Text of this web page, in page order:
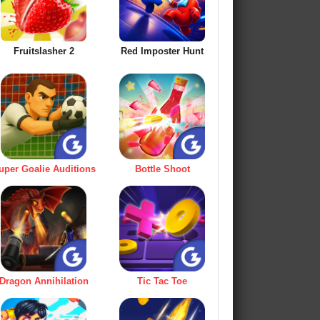
Fruitslasher 2 Red Imposter Hunt
Goalie Auditions Bottle Shoot
Annihilation Tic Tac Toe